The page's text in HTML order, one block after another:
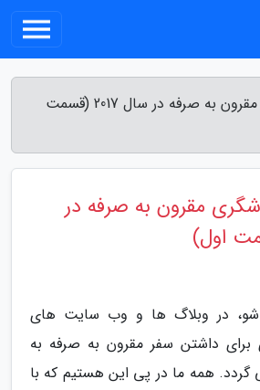
مقصدهای گردشگری مقرون به صرفه در سال 2017 (قسمت
مقرون به صرفه در
در وبلاگ ها و وب سایت های
داشتن سفر مقرون به صرفه به
همه ما در پی این هستیم که با